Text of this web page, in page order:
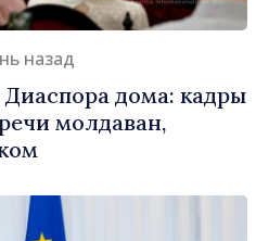
назад
дома: кадры
молдаван,